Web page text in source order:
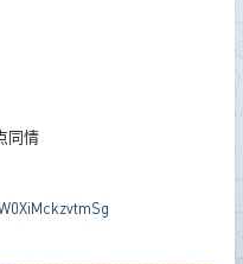
同情